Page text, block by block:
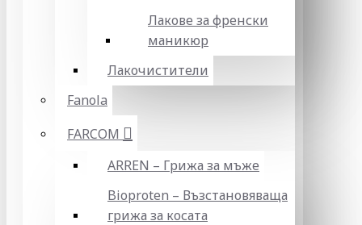
Лакове за френски
маникюр
Лакочистители
Fanola
FARCOM
ARREN – Грижа за мъже
Bioproten – Възстановяваща
грижа за косата